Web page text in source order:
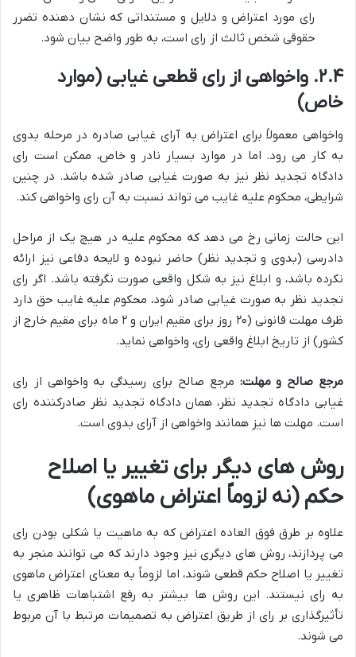
رای مورد اعتراض و دلایل و مستنداتی که نشان دهنده تضرر
حقوقی شخص ثالث از رای است، به طور واضح بیان شود.
۲.۴. واخواهی از رای قطعی غیابی (موارد
خاص)
واخواهی معمولاً برای اعتراض به آرای غیابی صادره در مرحله بدوی
به کار می رود. اما در موارد بسیار نادر و خاص، ممکن است رای
دادگاه تجدید نظر نیز به صورت غیابی صادر شده باشد. در چنین
شرایطی، محکوم علیه غایب می تواند نسبت به آن رای واخواهی کند.
این حالت زمانی رخ می دهد که محکوم علیه در هیچ یک از مراحل
دادرسی (بدوی و تجدید نظر) حاضر نبوده و لایحه دفاعی نیز ارائه
نکرده باشد، و ابلاغ نیز به شکل واقعی صورت نگرفته باشد. اگر رای
تجدید نظر به صورت غیابی صادر شود، محکوم علیه غایب حق دارد
ظرف مهلت قانونی (۲۰ روز برای مقیم ایران و ۲ ماه برای مقیم خارج از
کشور) از تاریخ ابلاغ واقعی رای، واخواهی نماید.
مرجع صالح و مهلت: مرجع صالح برای رسیدگی به واخواهی از رای
غیابی دادگاه تجدید نظر، همان دادگاه تجدید نظر صادرکننده رای
است. مهلت ها نیز همانند واخواهی از آرای بدوی است.
روش های دیگر برای تغییر یا اصلاح
حکم (نه لزوماً اعتراض ماهوی)
علاوه بر طرق فوق العاده اعتراض که به ماهیت یا شکلی بودن رای
می پردازند، روش های دیگری نیز وجود دارند که می توانند منجر به
تغییر یا اصلاح حکم قطعی شوند، اما لزوماً به معنای اعتراض ماهوی
به رای نیستند. این روش ها بیشتر به رفع اشتباهات ظاهری یا
تأثیرگذاری بر رای از طریق اعتراض به تصمیمات مرتبط با آن مربوط
می شوند.